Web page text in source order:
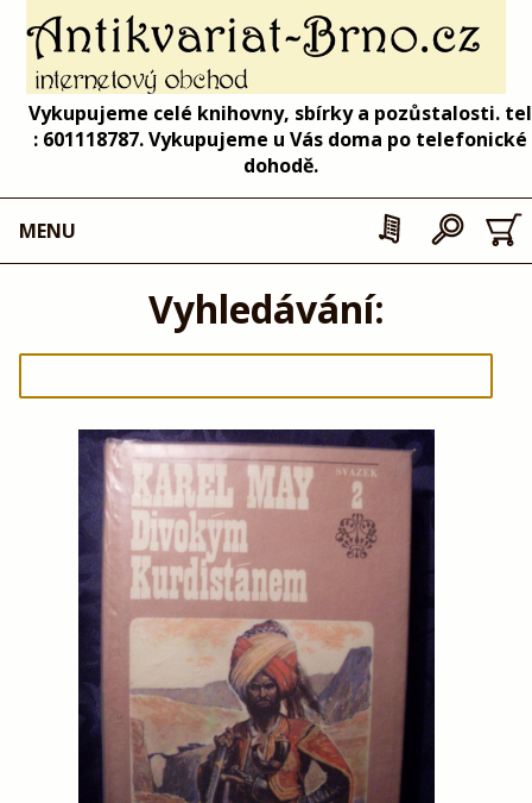
Vykupujeme celé knihovny, sbírky a pozůstalosti. tel
: 601118787. Vykupujeme u Vás doma po telefonické
dohodě.
MENU
Vyhledávání: